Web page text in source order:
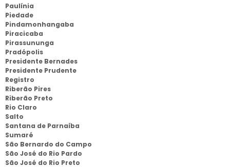
Paulínia
Piedade
Pindamonhangaba
Piracicaba
Pirassununga
Pradópolis
Presidente Bernades
Presidente Prudente
Registro
Riberão Pires
Riberão Preto
Rio Claro
Salto
Santana de Parnaíba
Sumaré
São Bernardo do Campo
São José do Rio Pardo
São José do Rio Preto